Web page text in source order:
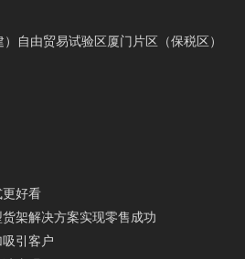
自由贸易试验区厦门片区（保税区）
好看
架解决方案实现零售成功
引客户